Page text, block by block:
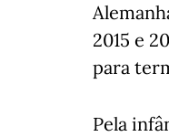
2015 e
para
Pela